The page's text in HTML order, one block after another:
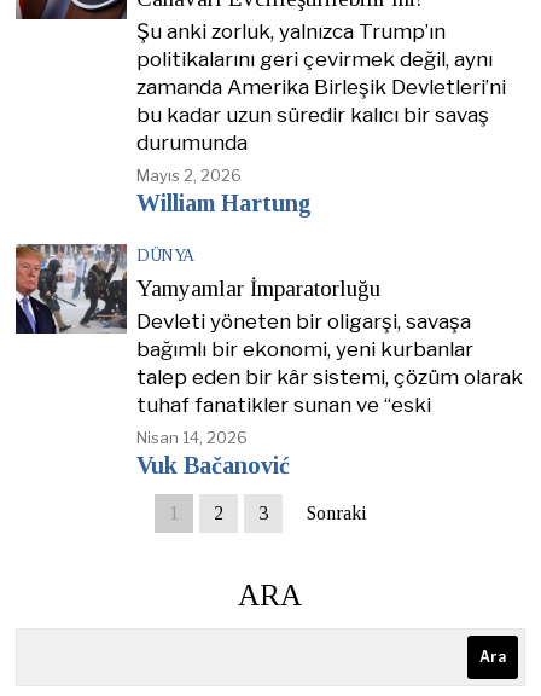
Şu anki zorluk, yalnızca Trump’ın
politikalarını geri çevirmek değil, aynı
zamanda Amerika Birleşik Devletleri’ni
bu kadar uzun süredir kalıcı bir savaş
durumunda
Mayıs 2, 2026
William Hartung
DÜNYA
Yamyamlar İmparatorluğu
Devleti yöneten bir oligarşi, savaşa
bağımlı bir ekonomi, yeni kurbanlar
talep eden bir kâr sistemi, çözüm olarak
tuhaf fanatikler sunan ve “eski
Nisan 14, 2026
Vuk Bačanović
1 2 3 Sonraki
ARA
Ara